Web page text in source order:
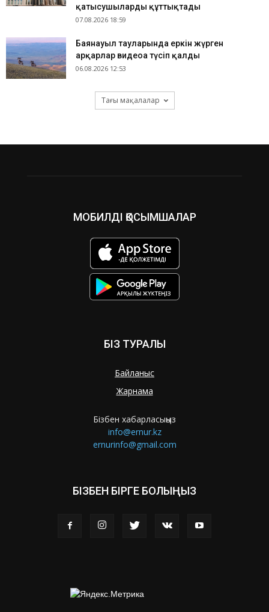
қатысушыларды құттықтады
07.08.2026 18:59
Баянауыл тауларында еркін жүрген
арқарлар видеоға түсіп қалды
06.08.2026 12:53
Тағы мақалалар
МОБИЛДІ ҚОСЫМШАЛАР
БІЗ ТУРАЛЫ
Байланыс
Жарнама
Бізбен хабарласыңыз
info@ernur.kz
ernurinfo@gmail.com
БІЗБЕН БІРГЕ БОЛЫҢЫЗ